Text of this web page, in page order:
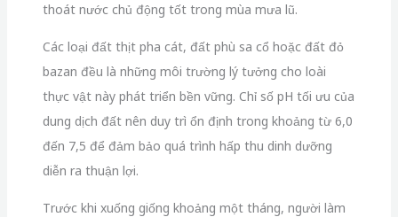
thoát nước chủ động tốt trong mùa mưa lũ.
Các loại đất thịt pha cát, đất phù sa cổ hoặc đất đỏ
bazan đều là những môi trường lý tưởng cho loài
thực vật này phát triển bền vững. Chỉ số pH tối ưu của
dung dịch đất nên duy trì ổn định trong khoảng từ 6,0
đến 7,5 để đảm bảo quá trình hấp thu dinh dưỡng
diễn ra thuận lợi.
Trước khi xuống giống khoảng một tháng, người làm